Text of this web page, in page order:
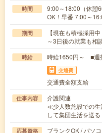
時間
9:00～18:00（休憩
OK！早番 7:00～
期間
【現在も積極採用
～3日後の就業も相
時給 時給1650円～ ■週
交通費
交通費全額支給
仕事内容
介護関連
≪少人数施設での
して集団生活を送
応募資格
ブランクOK / パソ